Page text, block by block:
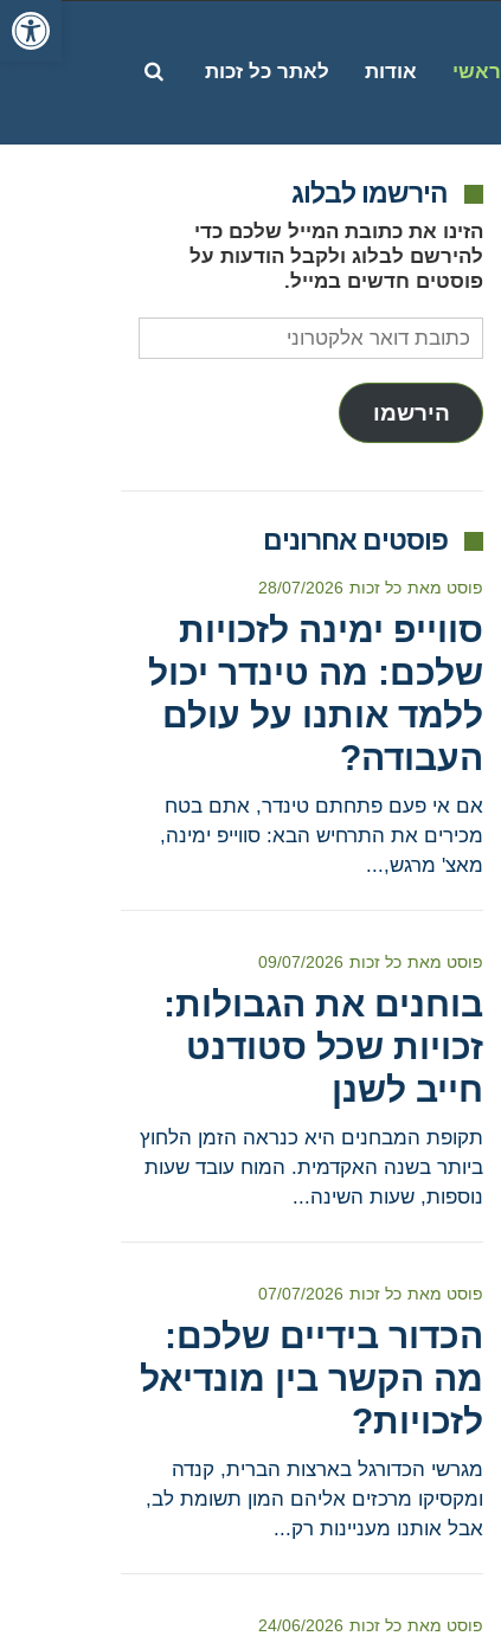
פתח
ראשי אודות לאתר כל זכות פתח
הירשמו לבלוג
הזינו את כתובת המייל שלכם כדי
להירשם לבלוג ולקבל הודעות על
פוסטים חדשים במייל.
כתובת
דואר
אלקטרוני
הירשמו
פוסטים אחרונים
פוסט מאת כל זכות 28/07/2026
סווייפ ימינה לזכויות
שלכם: מה טינדר יכול
ללמד אותנו על עולם
העבודה?
אם אי פעם פתחתם טינדר, אתם בטח
מכירים את התרחיש הבא: סווייפ ימינה,
מאצ' מרגש,...
פוסט מאת כל זכות 09/07/2026
בוחנים את הגבולות:
זכויות שכל סטודנט
חייב לשנן
תקופת המבחנים היא כנראה הזמן הלחוץ
ביותר בשנה האקדמית. המוח עובד שעות
נוספות, שעות השינה...
פוסט מאת כל זכות 07/07/2026
הכדור בידיים שלכם:
מה הקשר בין מונדיאל
לזכויות?
מגרשי הכדורגל בארצות הברית, קנדה
ומקסיקו מרכזים אליהם המון תשומת לב,
אבל אותנו מעניינות רק...
פוסט מאת כל זכות 24/06/2026